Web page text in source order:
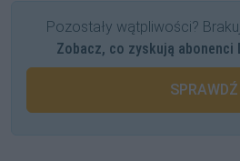
Pozostały wątpliwości?
Zobacz, co zyskują abonenci
SPRAWDŹ